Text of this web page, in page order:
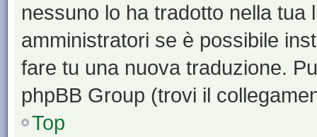
nessuno lo ha tradotto nella tua
amministratori se è possibile
fare tu una nuova traduzione.
phpBB Group (trovi il
Top